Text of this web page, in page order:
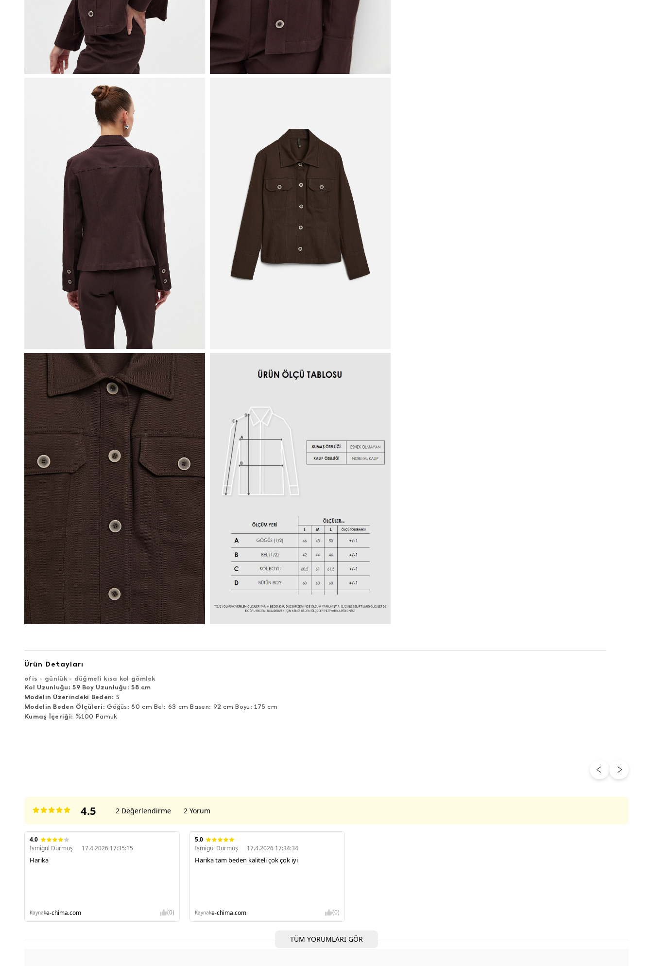
Ürün Detayları
ofis - günlük - düğmeli kısa kol gömlek
Kol Uzunluğu: 59 Boy Uzunluğu : 58 cm
Modelin Üzerindeki Beden: S
Modelin Beden Ölçüleri : Göğüs: 80 cm Bel: 63 cm Basen: 92 cm Boyu: 175 cm
Kumaş İçeriği: %100 Pamuk
4.5 2 Değerlendirme 2 Yorum
4.0
İsmigül Durmuş
17.4.2026 17:35:15
Harika
Kaynake-chima.com (0)
5.0
İsmigül Durmuş
17.4.2026 17:34:34
Harika tam beden kaliteli çok çok iyi
Kaynake-chima.com (0)
TÜM YORUMLARI GÖR